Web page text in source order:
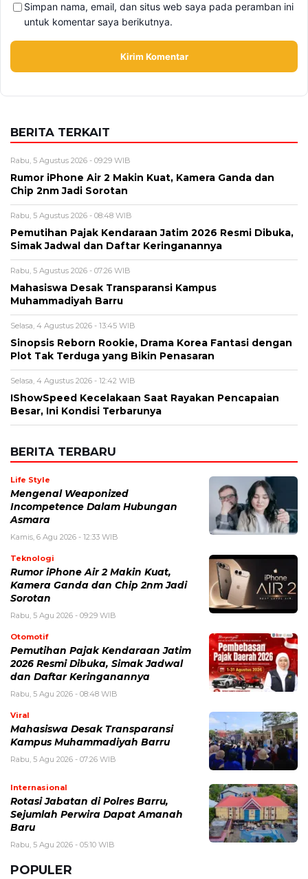
Simpan nama, email, dan situs web saya pada peramban ini
untuk komentar saya berikutnya.
BERITA TERKAIT
Rabu, 5 Agustus 2026 - 09:29 WIB
Rumor iPhone Air 2 Makin Kuat, Kamera Ganda dan
Chip 2nm Jadi Sorotan
Rabu, 5 Agustus 2026 - 08:48 WIB
Pemutihan Pajak Kendaraan Jatim 2026 Resmi Dibuka,
Simak Jadwal dan Daftar Keringanannya
Rabu, 5 Agustus 2026 - 07:26 WIB
Mahasiswa Desak Transparansi Kampus
Muhammadiyah Barru
Selasa, 4 Agustus 2026 - 13:45 WIB
Sinopsis Reborn Rookie, Drama Korea Fantasi dengan
Plot Tak Terduga yang Bikin Penasaran
Selasa, 4 Agustus 2026 - 12:42 WIB
IShowSpeed Kecelakaan Saat Rayakan Pencapaian
Besar, Ini Kondisi Terbarunya
BERITA TERBARU
Life Style
Mengenal Weaponized
Incompetence Dalam Hubungan
Asmara
Kamis, 6 Agu 2026 - 12:33 WIB
Teknologi
Rumor iPhone Air 2 Makin Kuat,
Kamera Ganda dan Chip 2nm Jadi
Sorotan
Rabu, 5 Agu 2026 - 09:29 WIB
Otomotif
Pemutihan Pajak Kendaraan Jatim
2026 Resmi Dibuka, Simak Jadwal
dan Daftar Keringanannya
Rabu, 5 Agu 2026 - 08:48 WIB
Viral
Mahasiswa Desak Transparansi
Kampus Muhammadiyah Barru
Rabu, 5 Agu 2026 - 07:26 WIB
Internasional
Rotasi Jabatan di Polres Barru,
Sejumlah Perwira Dapat Amanah
Baru
Rabu, 5 Agu 2026 - 05:10 WIB
POPULER